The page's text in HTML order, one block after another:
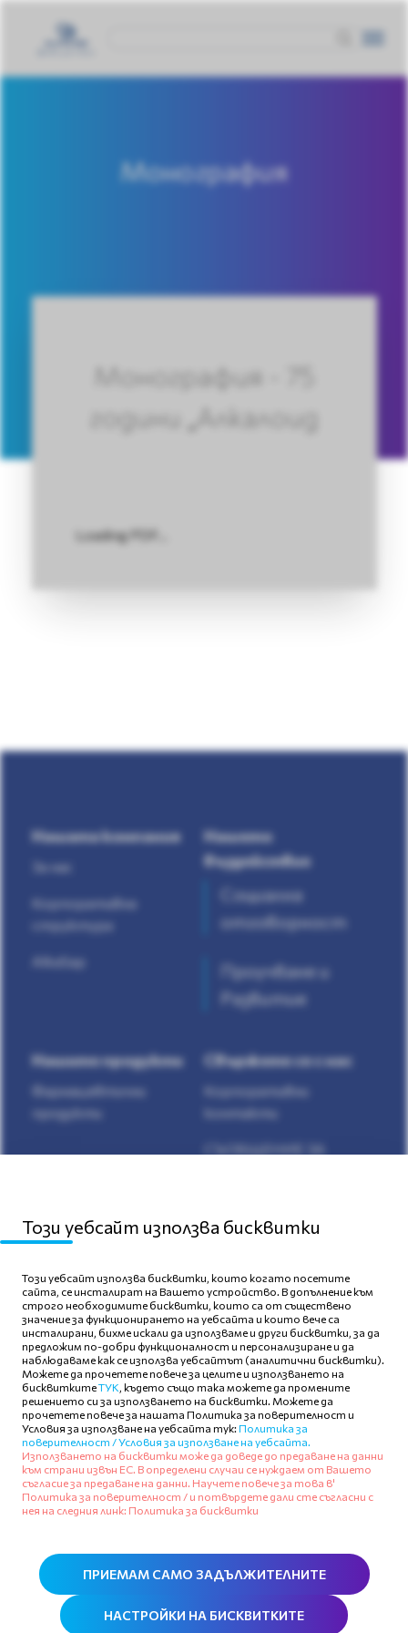
Монография
Монография - 75
години „Алкалоид
Loading PDF…
Нашата компания
За нас
Корпоративна
структура
AlkaSap
Нашето
въздействие
Социална
отговорност
Проучване и
Развитие
Нашите продукти
Фармацевтични
продукти
Свържете се с нас
Корпоративни
контакти
СЪОБЩЕНИЕ ЗА
Карта на сайта
Политика на поверителност
Условия за ползване
Политика за бисквитки
Последвайте ни
Този уебсайт използва бисквитки
Този уебсайт използва бисквитки, които когато посетите
сайта, се инсталират на Вашето устройство. В допълнение към
строго необходимите бисквитки, които са от съществено
значение за функционирането на уебсайта и които вече са
инсталирани, бихме искали да използваме и други бисквитки, за да
предложим по-добри функционалност и персонализиране и да
наблюдаваме как се използва уебсайтът (аналитични бисквитки).
Можете да прочетете повече за целите и използването на
бисквиткитеТУК, където също така можете да промените
решението си за използването на бисквитки. Можете да
прочетете повече за нашата Политика за поверителност и
Условия за използване на уебсайта тук:Политика за
поверителност /Условия за използване на уебсайта.
Използването на бисквитки може да доведе до предаване на данни
към страни извън ЕС. В определени случаи се нуждаем от Вашето
съгласие за предаване на данни. Научете повече за това в'
Политика за поверителност / и потвърдете дали сте съгласни с
нея на следния линк: Политика за бисквитки
ПРИЕМAM САМО ЗАДЪЛЖИТЕЛНИТЕ
НАСТРОЙКИ НА БИСКВИТКИТЕ